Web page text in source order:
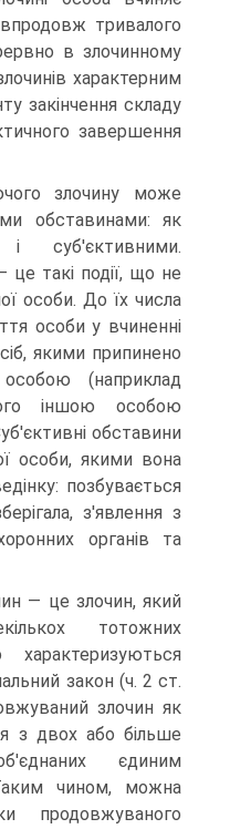
тривалого
в злочинному
характерним
закінчення складу
завершення
злочину може
обставинами: як
суб'єктивними.
це такі події, що не
особи. До їх числа
особи у вчиненні
якими припинено
(наприклад
іншою особою
обставини
особи, якими вона
позбувається
з'явлення з
органів та
— це злочин, який
тотожних
закон (ч. 2 ст.
злочин як
з двох або більше
єдиним
чином, можна
продовжуваного